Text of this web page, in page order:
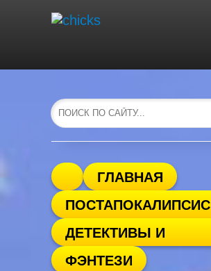
ГЛАВНАЯ
ПОСТАПОКАЛИПСИС
ДЕТЕКТИВЫ И
ТРИЛЛЕРЫ
ФЭНТЕЗИ